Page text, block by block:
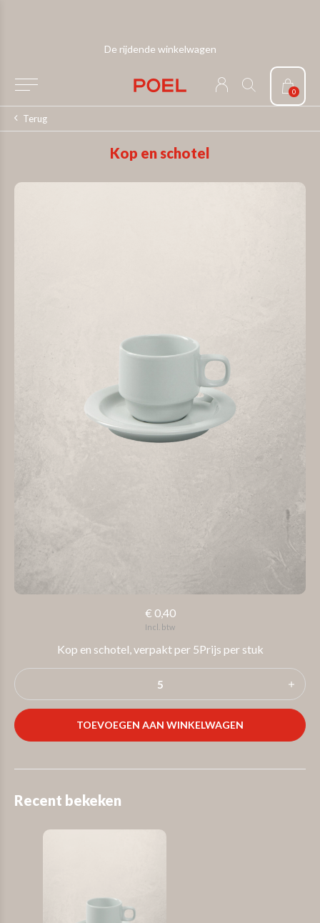
0
De rijdende winkelwagen
Terug
Kop en schotel
€ 0,40
Incl. btw
Kop en schotel, verpakt per 5Prijs per stuk
TOEVOEGEN AAN WINKELWAGEN
Recent bekeken